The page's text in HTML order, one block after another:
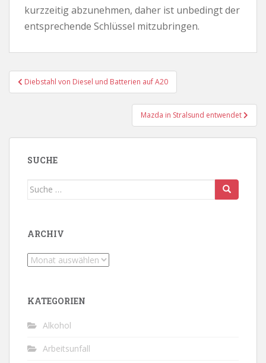
kurzzeitig abzunehmen, daher ist unbedingt der
entsprechende Schlüssel mitzubringen.
Beitragsnavigation
Diebstahl von Diesel und Batterien auf A20
Mazda in Stralsund entwendet
SUCHE
Suche
ARCHIV
Archiv
KATEGORIEN
Alkohol
Arbeitsunfall